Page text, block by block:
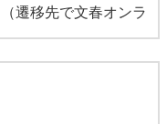
（遷移先で文春オンラ